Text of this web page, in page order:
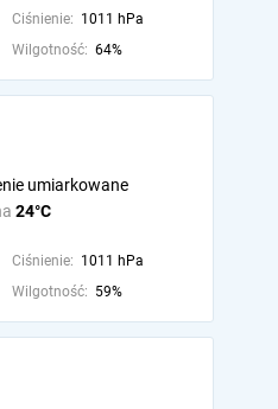
Ciśnienie: 1011 hPa
Wilgotność: 64%
24°C
umiarkowane
Ciśnienie: 1011 hPa
Wilgotność: 59%